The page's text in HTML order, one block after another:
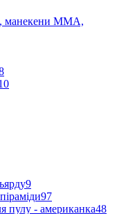
манекени ММА,
9
97
пулу - американка48